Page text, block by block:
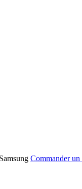
Commander